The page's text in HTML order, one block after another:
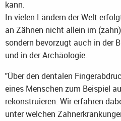
kann.
In vielen Ländern der Welt
an Zähnen nicht allein im
sondern bevorzugt auch in der
und in der Archäologie.
"Über den dentalen
eines Menschen zum Beispiel
rekonstruieren. Wir erfahren
unter welchen